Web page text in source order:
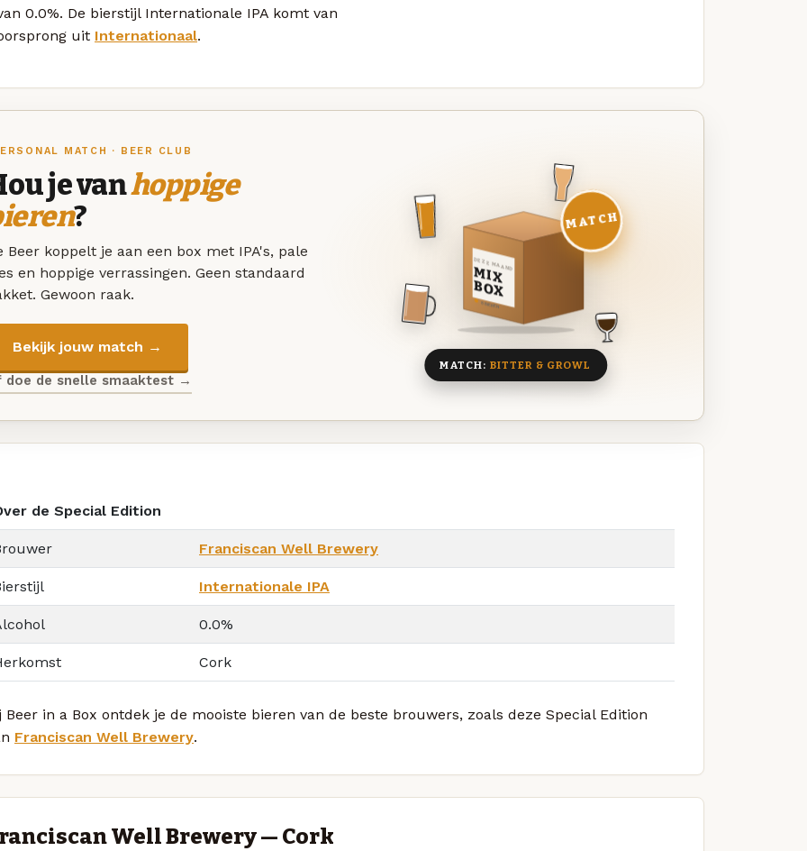
0.0%. De bierstijl Internationale IPA komt van
uit Internationaal.
MATCH · BEER CLUB
je vanhoppige
?
Beer koppelt je aan een box met IPA's, pale
en hoppige verrassingen. Geen standaard
Gewoon raak.
Bekijk jouw match →
doe de snelle smaaktest →
DEZE MAAND
MIX
BOX
8 BIEREN
MATCH
MATCH: BITTER & GROWL
de Special Edition
Franciscan Well Brewery
Internationale IPA
0.0%
Cork
Beer in a Box ontdek je de mooiste bieren van de beste brouwers, zoals deze Special Edition
Franciscan Well Brewery.
Well Brewery — Cork